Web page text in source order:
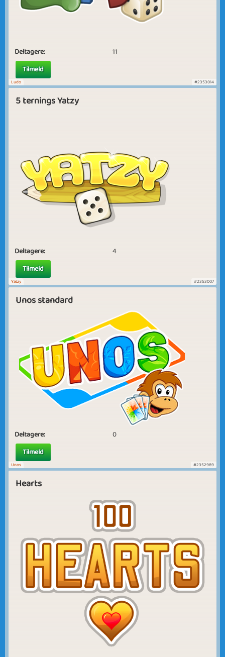
Deltagere:
11
Tilmeld
Ludo #2353014
5 ternings Yatzy
Deltagere:
4
Tilmeld
Yatzy #2353007
Unos standard
Deltagere:
0
Tilmeld
Unos #2352989
Hearts